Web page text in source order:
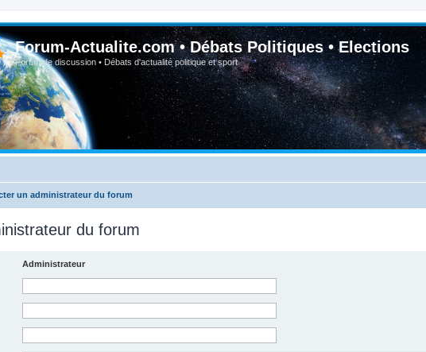
Forum-Actualite.com • Débats Politiques • Elections
Forum de discussion • Débats d'actualité politique et sport
un administrateur du forum
du forum
Administrateur